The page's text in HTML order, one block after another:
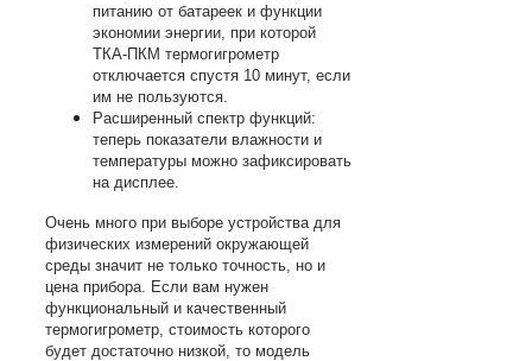
питанию от батареек и функции
экономии энергии, при которой
ТКА-ПКМ термогигрометр
отключается спустя 10 минут, если
им не пользуются.
Расширенный спектр функций:
теперь показатели влажности и
температуры можно зафиксировать
на дисплее.
Очень много при выборе устройства для
физических измерений окружающей
среды значит не только точность, но и
цена прибора. Если вам нужен
функциональный и качественный
термогигрометр, стоимость которого
будет достаточно низкой, то модель